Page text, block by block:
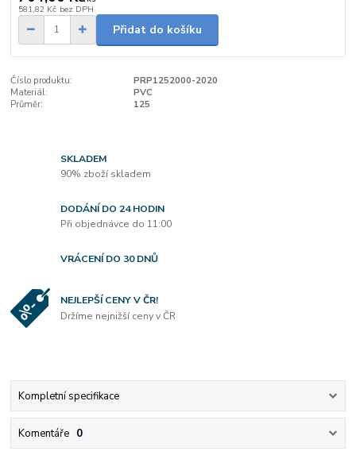
581,82 Kč bez DPH
Přidat do košíku
Číslo produktu:
PRP1252000-2020
Materiál:
PVC
Průměr:
125
SKLADEM
90% zboží skladem
DODÁNÍ DO 24 HODIN
Při objednávce do 11:00
VRÁCENÍ DO 30 DNŮ
NEJLEPŠÍ CENY V ČR!
Držíme nejnižší ceny v ČR
Kompletní specifikace
Komentáře 0